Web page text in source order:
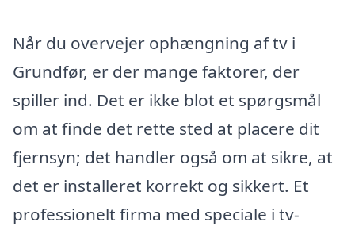
Når du overvejer ophængning af tv i
Grundfør, er der mange faktorer, der
spiller ind. Det er ikke blot et spørgsmål
om at finde det rette sted at placere dit
fjernsyn; det handler også om at sikre, at
det er installeret korrekt og sikkert. Et
professionelt firma med speciale i tv-